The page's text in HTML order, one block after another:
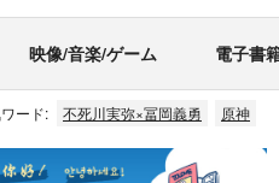
映像/音楽/ゲーム 電子書
ード: 不死川実弥×冨岡義勇 原神